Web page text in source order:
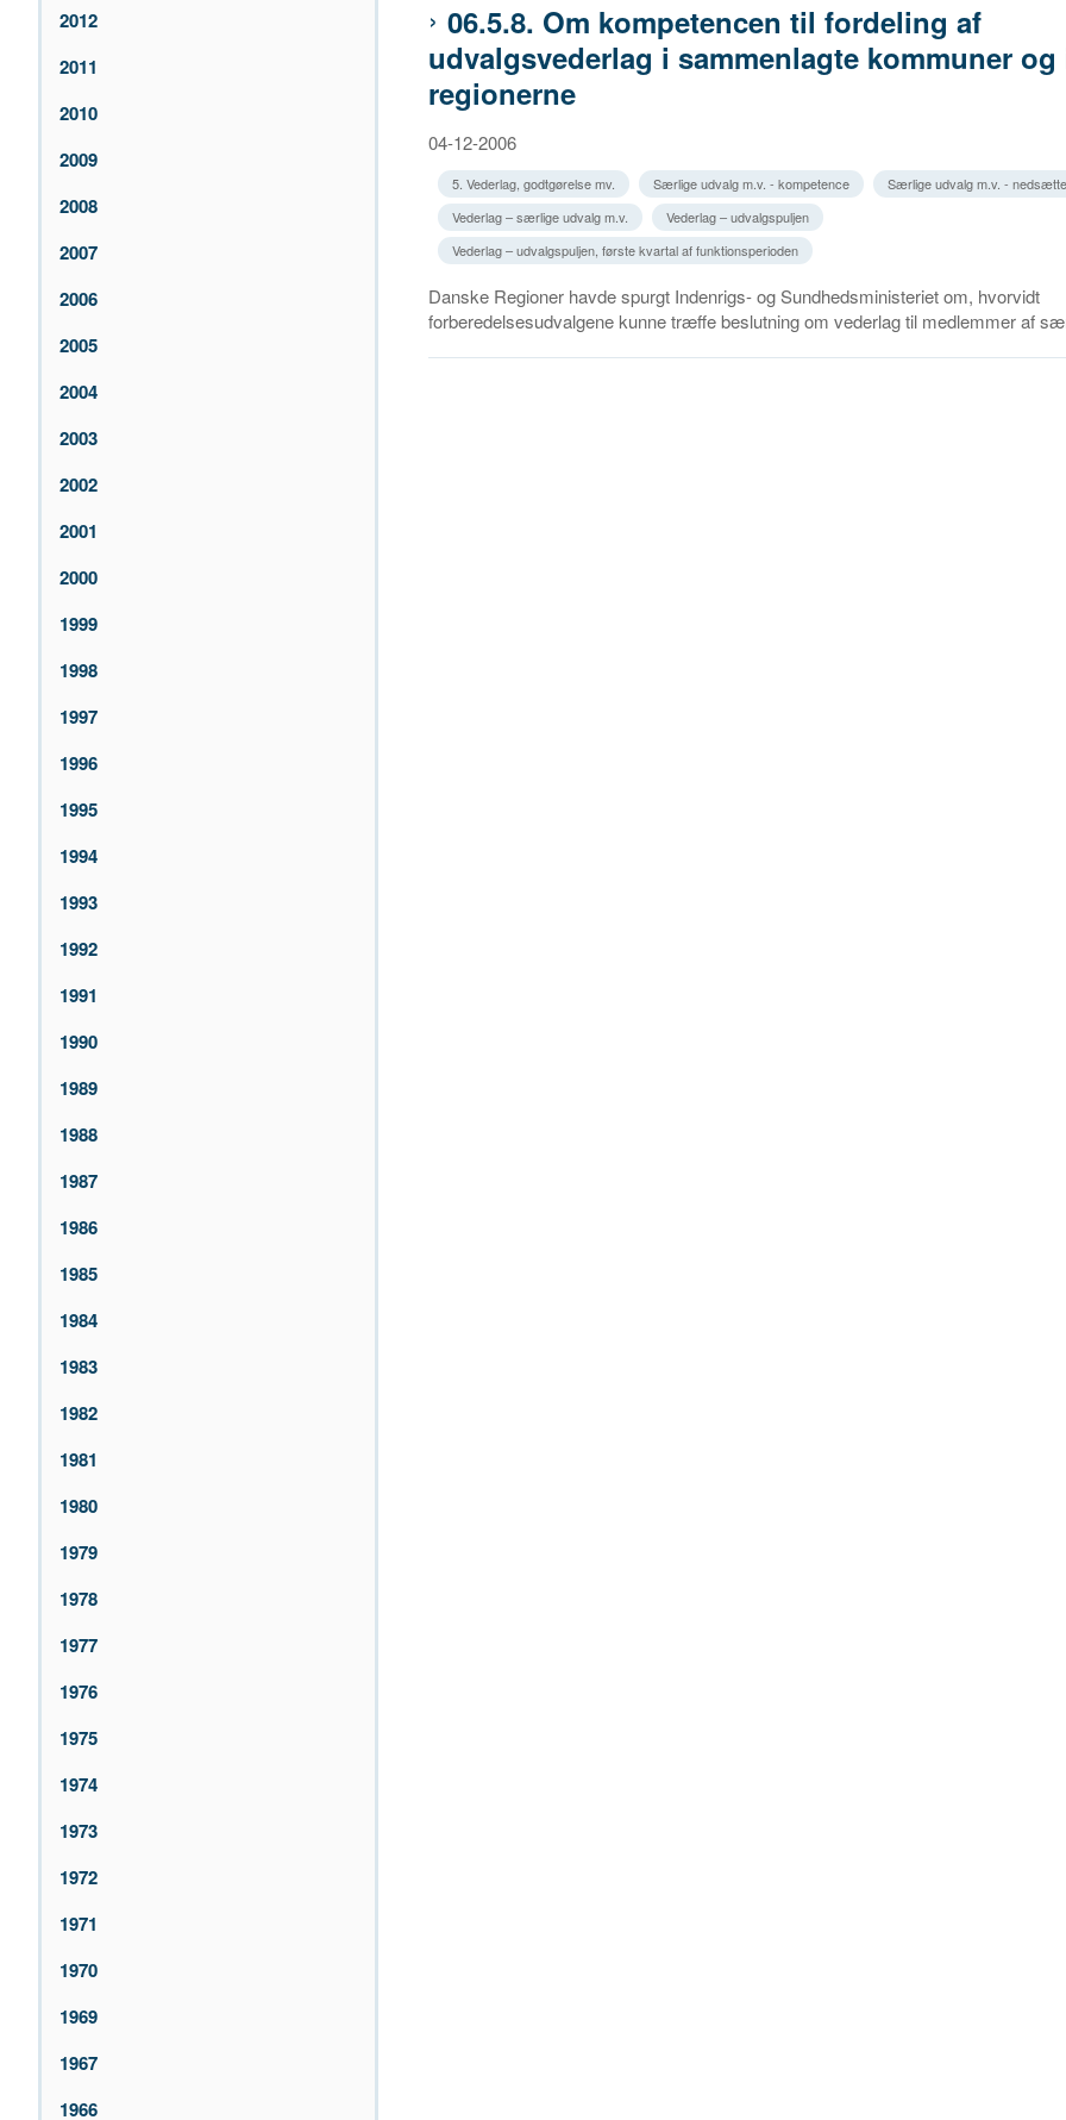
2012
2011
2010
2009
2008
2007
2006
2005
2004
2003
2002
2001
2000
1999
1998
1997
1996
1995
1994
1993
1992
1991
1990
1989
1988
1987
1986
1985
1984
1983
1982
1981
1980
1979
1978
1977
1976
1975
1974
1973
1972
1971
1970
1969
1967
1966
06.5.8. Om kompetencen til fordeling af
udvalgsvederlag i sammenlagte kommuner og
regionerne
04-12-2006
5. Vederlag, godtgørelse mv. Særlige udvalg m.v. - kompetence
Særlige udvalg m.v. -
Vederlag – særlige udvalg m.v.
Vederlag – udvalgspuljen
Vederlag – udvalgspuljen, første kvartal af funktionsperioden
Danske Regioner havde spurgt Indenrigs- og Sundhedsministeriet om, hvorvidt
forberedelsesudvalgene kunne træffe beslutning om vederlag til medlemmer af